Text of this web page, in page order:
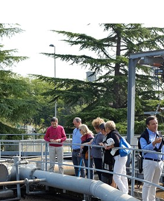
e
lunedì 08 giugno 2026
Centro di Raccolta di
chiusura per lavori